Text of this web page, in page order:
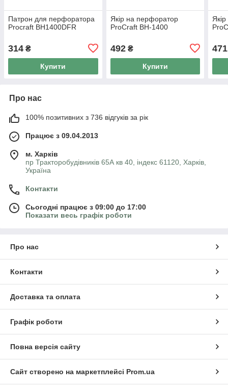
Патрон для перфоратора
Procraft BH1400DFR
314 ₴
Купити
Якір на перфоратор
ProCraft BH-1400
492₴
Купити
471
Про нас
100% позитивних з 736 відгуків за рік
Працює з 09.04.2013
м. Харків
пр Тракторобудівників 65А кв 40, індекс 61120, Харків,
Україна
Контакти
Сьогодні працює з 09:00 до 17:00
Показати весь графік роботи
Про нас
Контакти
Доставка та оплата
Графік роботи
Повна версія сайту
Сайт створено на маркетплейсі Prom.ua